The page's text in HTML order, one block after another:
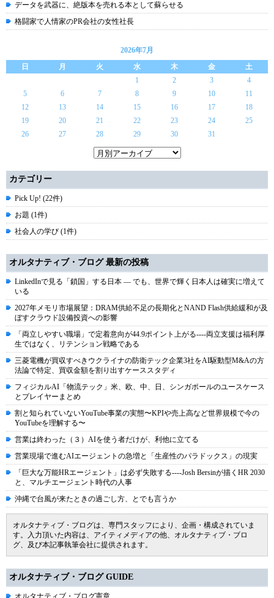
データを武器に、絶版本を売れる本として蘇らせる
格闘家で人情家のPR会社の女性社長
2026年7月
日
月 火 水 木 金
土
1
2 3
4
5
6 7 8 9 10
11
12
13 14 15 16 17
18
19
20 21 22 23 24
25
26
27 28 29 30 31
カテゴリー
Pick Up! (22件)
お題 (1件)
社会人の学び (1件)
オルタナティブ・ブログ 最新の投稿
LinkedInで見る「鎖国」する日本 ― でも、世界で輝く日本人は確実に増えて
いる
2027年メモリ市場展望：DRAM供給不足の長期化とNAND Flash供給緩和が及
ぼすクラウド設備投資への影響
「両立しやすい職場」で定着意向が44.9ポイント上がる----両立支援は福利厚
生ではなく、リテンション戦略である
三菱電機が買収すべきウクライナの防衛テック企業3社をAI駆動型M&Aの方
法論で特定、買収金額を割り出すケーススタディ
フィジカルAI「物流テック」米、欧、中、日、シンガポールのユースケース
とプレイヤーまとめ
割と知られていないYouTube事業の実態〜KPIや売上高など世界規模で今の
YouTubeを理解する〜
営業は終わった（３）AIを使う者だけが、利他に立てる
営業現場で進むAIエージェントの急増と「生産性のパラドックス」の現実
「巨大な万能HRエージェント」は必ず失敗する----Josh Bersinが描くHR 2030
と、マルチエージェント時代の人事
沖縄で台風が来たときの過ごし方、とでも言うか
オルタナティブ・ブログは、専門スタッフにより、企画・構成されていま
す。入力頂いた内容は、アイティメディアの他、オルタナティブ・ブロ
グ、及び本記事執筆会社に提供されます。
オルタナティブ・ブログ GUIDE